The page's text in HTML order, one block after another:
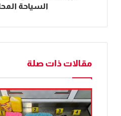
السياحة
مقالات ذات صلة